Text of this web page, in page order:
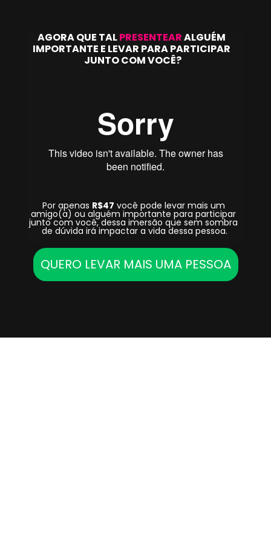
AGORA QUE TAL PRESENTEAR ALGUÉM
IMPORTANTE E LEVAR PARA PARTICIPAR
JUNTO COM VOCÊ?
Por apenas R$47 você pode levar mais um
amigo(a) ou alguém importante para participar
junto com você, dessa imersão que sem sombra
de dúvida irá impactar a vida dessa pessoa.
QUERO LEVAR MAIS UMA PESSOA